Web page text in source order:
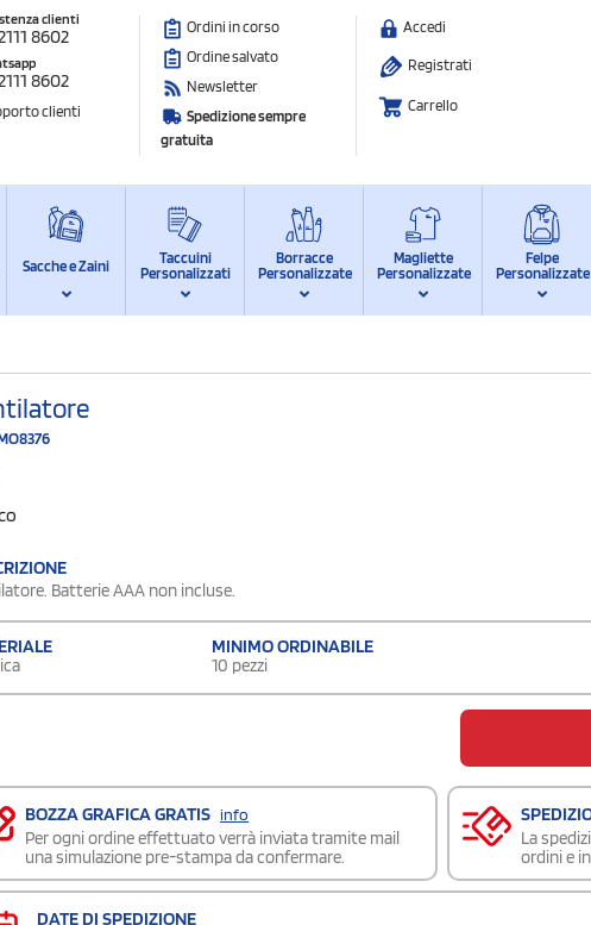
clienti
8602
8602
clienti
Ordini in corso
Ordine salvato
Newsletter
Spedizione sempre
gratuita
Accedi
Registrati
Carrello
Sacche e Zaini
Taccuini
Personalizzati
Borracce
Personalizzate
Magliette
Personalizzate
Felpe
Personalizzate
Batterie AAA non incluse.
MINIMO ORDINABILE
10 pezzi
BOZZA GRAFICA GRATIS info
Per ogni ordine effettuato verrà inviata tramite mail
una simulazione pre-stampa da confermare.
La
ordini e
DATE DI SPEDIZIONE